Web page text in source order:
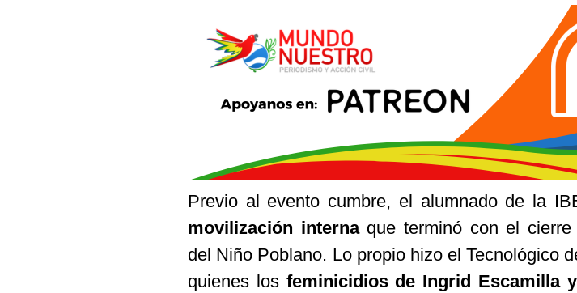
Previo al evento cumbre, el alumnado de la
movilización internaque terminó con el cierre
del Niño Poblano. Lo propio hizo el Tecnológico
quienes los feminicidios de Ingrid Escamilla